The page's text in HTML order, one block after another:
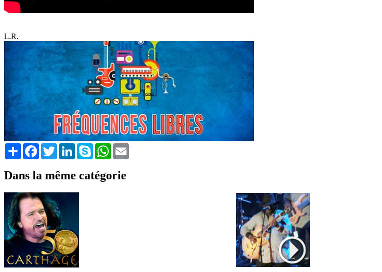
L.R.
Share FacebookTwitterLinkedInSkype WhatsApp
Dans la même catégorie